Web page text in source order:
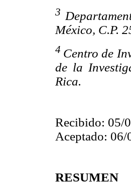
3
México, C.P.
4 Centro de
de la
Rica.
Recibido: 05/
Aceptado: 06/
RESUMEN